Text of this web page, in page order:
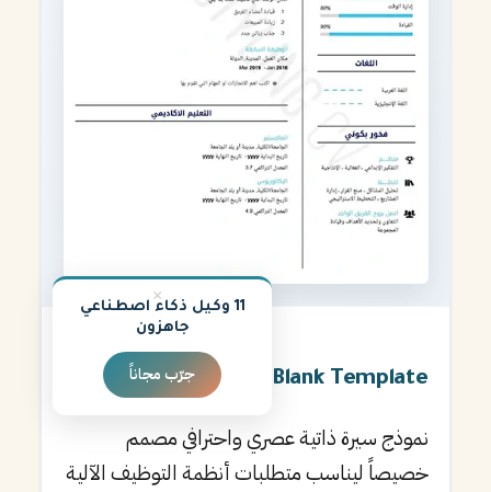
Blank Template
★
نموذج سيرة ذاتية عصري واحترافي مصمم
خصيصاً ليناسب متطلبات أنظمة التوظيف الآلية
×
11 وكيل ذكاء اصطناعي
جاهزون
جرّب مجاناً